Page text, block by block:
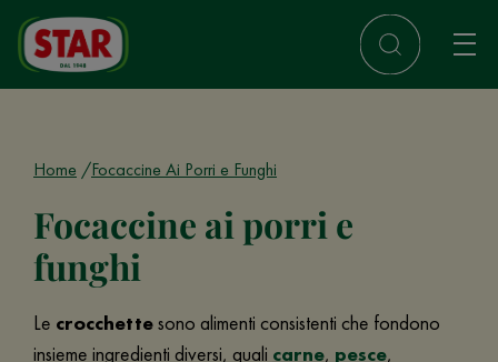
Home Focaccine Ai Porri e Funghi
Focaccine ai porri e
funghi
Le crocchettesono alimenti consistenti che fondono
insieme ingredienti diversi, quali carne, pesce,